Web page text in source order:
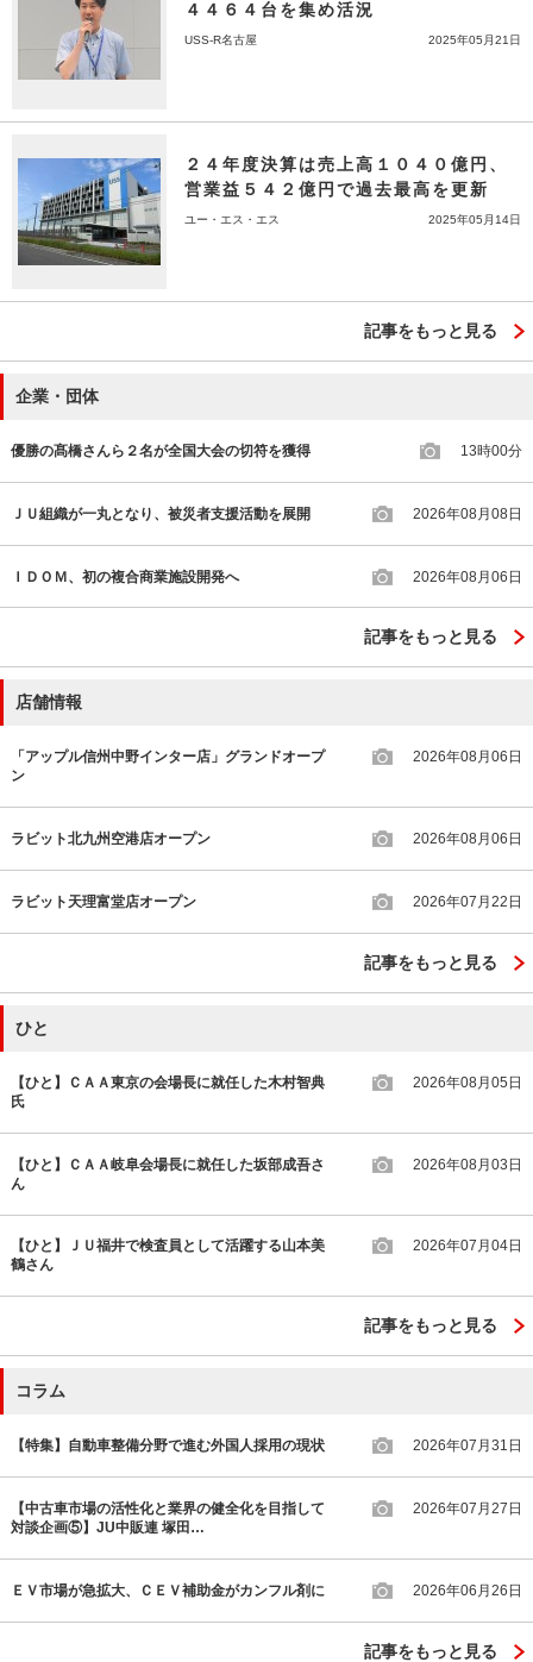
４４６４台を集め活況
USS-R名古屋 2025年05月21日
２４年度決算は売上高１０４０億円、
営業益５４２億円で過去最高を更新
ユー・エス・エス 2025年05月14日
記事をもっと見る
企業・団体
優勝の髙橋さんら２名が全国大会の切符を獲得 13時00分
ＪＵ組織が一丸となり、被災者支援活動を展開 2026年08月08日
ＩＤＯＭ、初の複合商業施設開発へ 2026年08月06日
記事をもっと見る
店舗情報
「アップル信州中野インター店」グランドオープ
ン
2026年08月06日
ラビット北九州空港店オープン 2026年08月06日
ラビット天理富堂店オープン 2026年07月22日
記事をもっと見る
ひと
【ひと】ＣＡＡ東京の会場長に就任した木村智典
氏
2026年08月05日
【ひと】ＣＡＡ岐阜会場長に就任した坂部成吾さ
ん
2026年08月03日
【ひと】ＪＵ福井で検査員として活躍する山本美
鶴さん
2026年07月04日
記事をもっと見る
コラム
【特集】自動車整備分野で進む外国人採用の現状 2026年07月31日
【中古車市場の活性化と業界の健全化を目指して
対談企画⑤】JU中販連 塚田…
2026年07月27日
ＥＶ市場が急拡大、ＣＥＶ補助金がカンフル剤に 2026年06月26日
記事をもっと見る